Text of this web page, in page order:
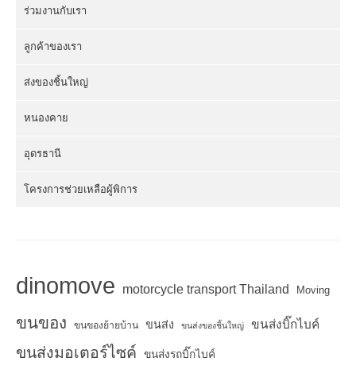
ร่วมงานกับเรา
ลูกค้าของเรา
ส่งของชิ้นใหญ่
หนองคาย
อุดรธานี
โครงการช่วยเหลือผู้พิการ
dinomove motorcycle transport Thailand Moving
ขนของ ขนของย้ายบ้าน ขนส่ง ขนส่งของชิ้นใหญ่ ขนส่งบิ๊กไบค์
ขนส่งมอเตอร์ไซค์ ขนส่งรถบิ๊กไบค์